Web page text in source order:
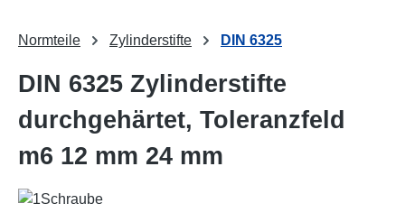
Normteile Zylinderstifte DIN 6325
DIN 6325 Zylinderstifte
durchgehärtet, Toleranzfeld
m6 12 mm 24 mm